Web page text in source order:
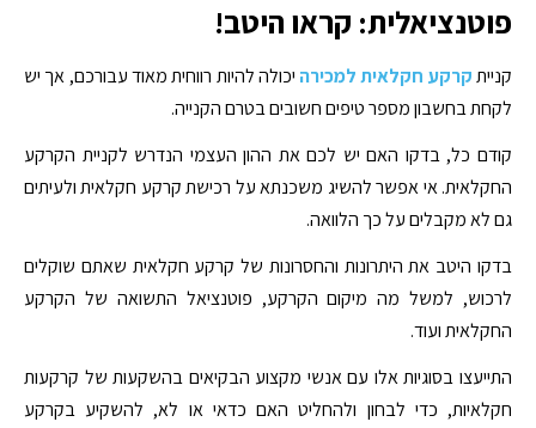
פוטנציאלית: קראו היטב!
קנייתקרקע חקלאית למכירה יכולה להיות רווחית מאוד עבורכם, אך יש
לקחת בחשבון מספר טיפים חשובים בטרם הקנייה.
קודם כל, בדקו האם יש לכם את ההון העצמי הנדרש לקניית הקרקע
החקלאית. אי אפשר להשיג משכנתא על רכישת קרקע חקלאית ולעיתים
גם לא מקבלים על כך הלוואה.
בדקו היטב את היתרונות והחסרונות של קרקע חקלאית שאתם שוקלים
לרכוש, למשל מה מיקום הקרקע, פוטנציאל התשואה של הקרקע
החקלאית ועוד.
התייעצו בסוגיות אלו עם אנשי מקצוע הבקיאים בהשקעות של קרקעות
חקלאיות, כדי לבחון ולהחליט האם כדאי או לא, להשקיע בקרקע